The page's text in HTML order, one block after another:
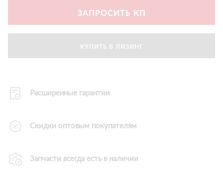
ЗАПРОСИТЬ КП
КУПИТЬ В ЛИЗИНГ
Расширенные гарантии
Скидки оптовым покупателям
Запчасти всегда есть в наличии